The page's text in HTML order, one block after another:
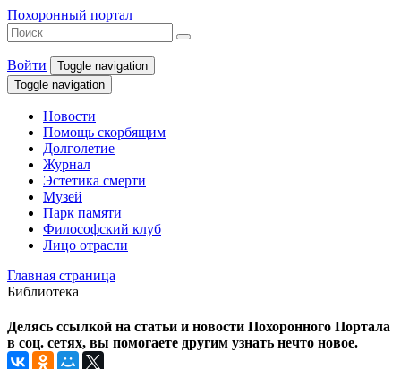
Похоронный портал
Войти
Toggle navigation
Toggle navigation
Новости
Помощь скорбящим
Долголетие
Журнал
Эстетика смерти
Музей
Парк памяти
Философский клуб
Лицо отрасли
Главная страница
Библиотека
Делясь ссылкой на статьи и новости Похоронного Портала
в соц. сетях, вы помогаете другим узнать нечто новое.